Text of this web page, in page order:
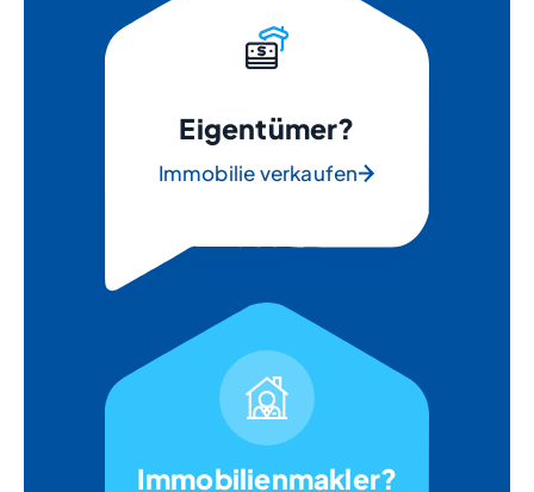
Eigentümer?
Immobilie verkaufen
Immobilienmakler?